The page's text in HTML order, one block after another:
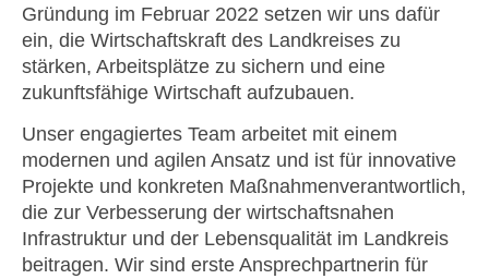
Gründung im Februar 2022 setzen wir uns dafür
ein, die Wirtschaftskraft des Landkreises zu
stärken, Arbeitsplätze zu sichern und eine
zukunftsfähige Wirtschaft aufzubauen.
Unser engagiertes Team arbeitet mit einem
modernen und agilen Ansatz und ist für innovative
Projekte und konkreten Maßnahmenverantwortlich,
die zur Verbesserung der wirtschaftsnahen
Infrastruktur und der Lebensqualität im Landkreis
beitragen. Wir sind erste Ansprechpartnerin für